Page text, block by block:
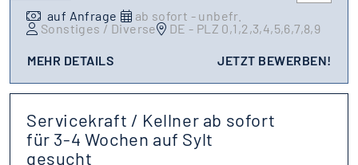
auf Anfrage
ab sofort - unbefr.
Sonstiges / Diverse
DE - PLZ 0,1,2,3,4,5,6,7,8,9
MEHR DETAILS JETZT BEWERBEN!
Servicekraft / Kellner ab sofort
für 3-4 Wochen auf Sylt
gesucht